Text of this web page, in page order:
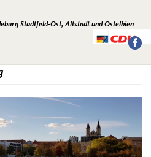
Stadtfeld-Ost, Altstadt und Ostelbien